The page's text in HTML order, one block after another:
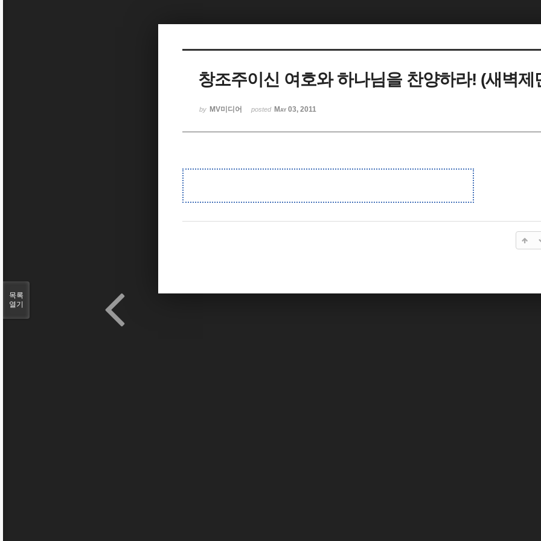
창조주이신 여호와 하나님을 찬양하라! (새벽제
by MV미디어 posted May 03, 2011
목록
열기
Sketchbook5, 스케치북5
Sketchbook5, 스케치북5